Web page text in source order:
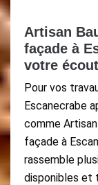
Artisan
façade à
votre
Pour vos
Escanecrabe
comme
façade à
rassemble
disponibles et